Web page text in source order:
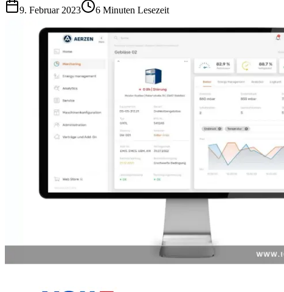
9. Februar 2023
6 Minuten Lesezeit